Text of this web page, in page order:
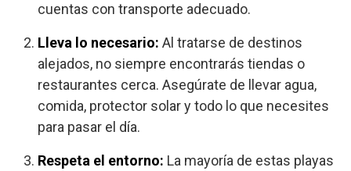
cuentas con transporte adecuado.
Lleva lo necesario: Al tratarse de destinos
alejados, no siempre encontrarás tiendas o
restaurantes cerca. Asegúrate de llevar agua,
comida, protector solar y todo lo que necesites
para pasar el día.
Respeta el entorno: La mayoría de estas playas